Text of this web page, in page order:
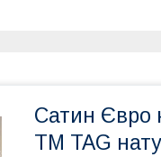
Сатин Євро
ТМ TAG